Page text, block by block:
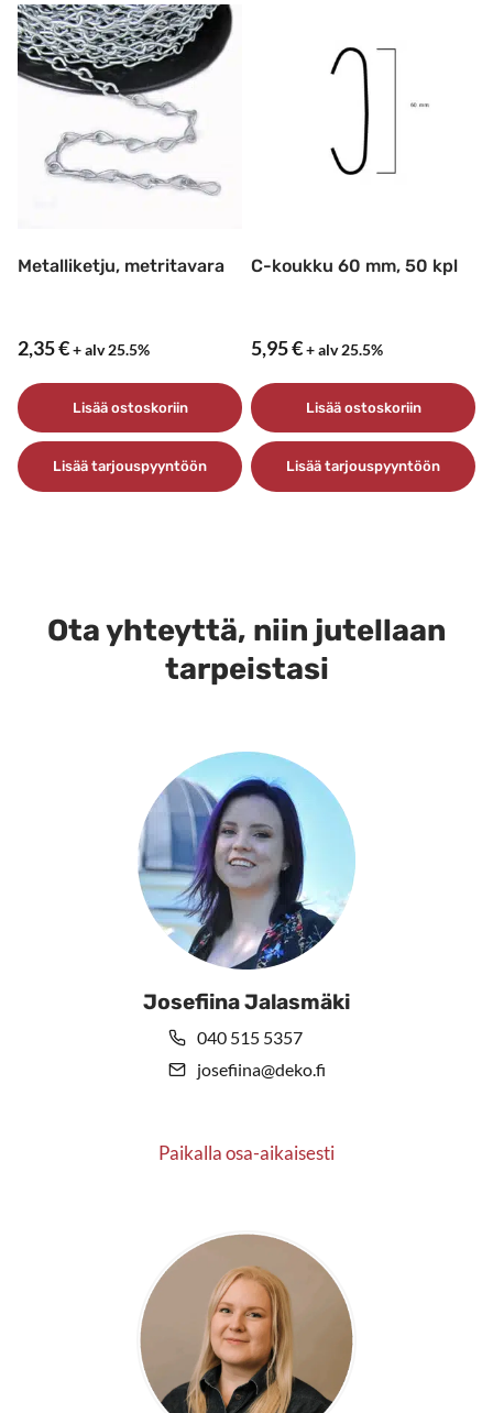
muunnelma.
Metalliketju, metritavara
2,35€+ alv 25.5%
Lisää ostoskoriin
Lisää tarjouspyyntöön
C-koukku 60 mm, 50 kpl
5,95€+ alv 25.5%
Lisää ostoskoriin
Lisää tarjouspyyntöön
Ota yhteyttä, niin jutellaan
tarpeistasi
Josefiina Jalasmäki
040 515 5357
josefiina@deko.fi
Paikalla osa-aikaisesti